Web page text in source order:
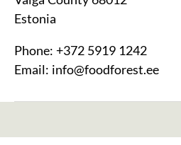
Estonia
Phone: +372 5919 1242
Email: info@foodforest.ee